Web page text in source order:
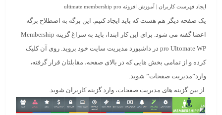
ایجاد فهرست کاربران | آموزش افزونه ultimate membership pro
یک صفحه دیگر هم هست که باید ایجاد کنیم. این برگه به اصطلاح برگه
اعضا گفته می شود. برای این کار ابتدا، باید به سراغ گزینه Membership
pro Ultomate WP در داشبورد مدیریت سایت خود بروید. روی آن کلیک
کرده و از تمامی بخش هایی که در بالای صفحه، مقابلتان قرار گرفته،
وارد”مدیریت صفحات” شوید.
از بین گزینه های مدیریت صفحات، وارد گزینهکاربران شوید.